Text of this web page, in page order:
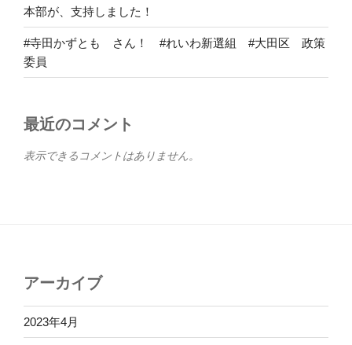
本部が、支持しました！
#寺田かずとも さん！ #れいわ新選組 #大田区 政策
委員
最近のコメント
表示できるコメントはありません。
アーカイブ
2023年4月